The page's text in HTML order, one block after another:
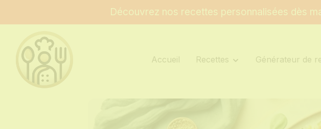
Découvrez nos recettes personnalisées dès
Accueil Recettes Générateur de